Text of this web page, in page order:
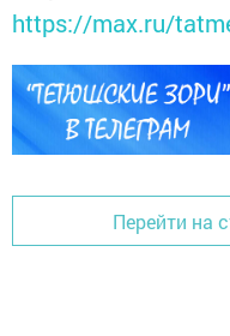
https://max.ru/
Перейти на